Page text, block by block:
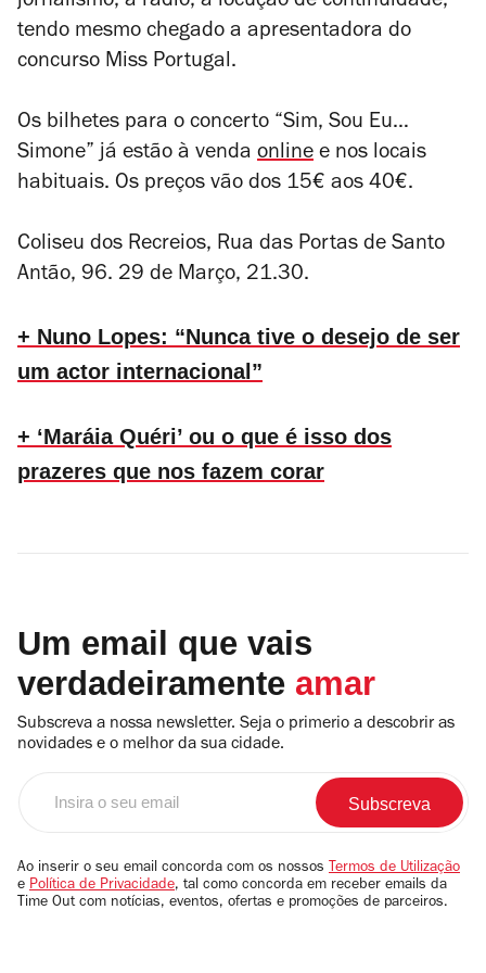
tendo mesmo chegado a apresentadora do
concurso Miss Portugal.
Os bilhetes para o concerto
“Sim, Sou Eu…
Simone”já estão à venda online e nos locais
habituais. Os preços vão dos 15€ aos 40€.
Coliseu dos Recreios, Rua das Portas de Santo
Antão, 96. 29 de Março, 21.30.
+ Nuno Lopes: “Nunca tive o desejo de ser
um actor internacional”
+ ‘Maráia Quéri’ ou o que é isso dos
prazeres que nos fazem corar
Um email que vais
verdadeiramente amar
Subscreva a nossa newsletter. Seja o primerio a descobrir as
novidades e o melhor da sua cidade.
email
Ao inserir o seu email concorda com os nossos Termos de Utilização
e Política de Privacidade, tal como concorda em receber emails da
Time Out com notícias, eventos, ofertas e promoções de parceiros.